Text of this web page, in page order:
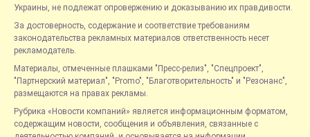
Украины, не подлежат опровержению и доказыванию их правдивости.
За достоверность, содержание и соответствие требованиям
законодательства рекламных материалов ответственность несет
рекламодатель.
Материалы, отмеченные плашками "Пресс-релиз", "Спецпроект",
"Партнерский материал", "Promo", "Благотворительность" и "Резонанс",
размещаются на правах рекламы.
Рубрика «Новости компаний» является информационным форматом,
содержащим новости, сообщения и объявления, связанные с